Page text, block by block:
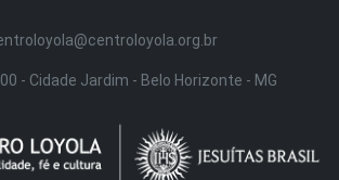
- Cidade Jardim - Belo Horizonte - MG